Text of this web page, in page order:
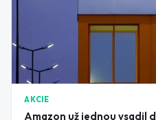
AKCIE
Amazon už jednou vsadil